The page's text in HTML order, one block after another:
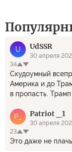
U UdSSR
30 апреля
34
Скудоумный
Америка и до
в пропасть.
это скрывает. А
нацистскую
неуч, либо
P_ Patriot _1
30 апреля
23
Это даже не